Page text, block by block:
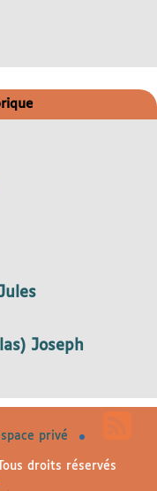
Joseph
privé
droits réservés